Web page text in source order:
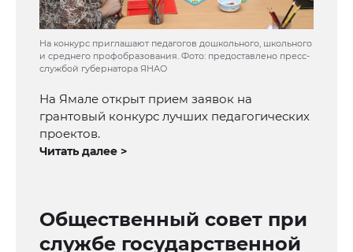
На конкурс приглашают педагогов дошкольного, школьного
и среднего профобразования. Фото: предоставлено пресс-
службой губернатора ЯНАО
На Ямале открыт прием заявок на
грантовый конкурс лучших педагогических
проектов.
Читать далее >
Общественный совет при
службе государственной